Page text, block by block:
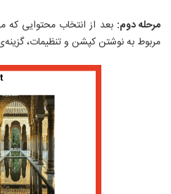
مرحله دوم: بعد از انتخاب محتوایی
مربوط به نوشتن کپشن و تنظیمات،